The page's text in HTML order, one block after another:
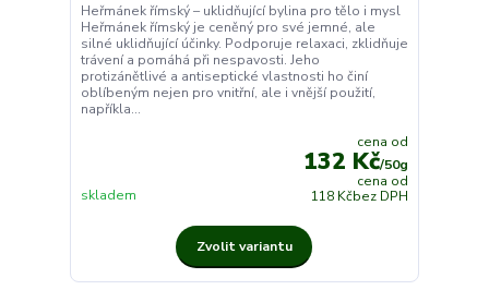
Heřmánek římský – uklidňující bylina pro tělo i mysl
Heřmánek římský je ceněný pro své jemné, ale
silné uklidňující účinky. Podporuje relaxaci, zklidňuje
trávení a pomáhá při nespavosti. Jeho
protizánětlivé a antiseptické vlastnosti ho činí
oblíbeným nejen pro vnitřní, ale i vnější použití,
napříkla...
cena od
132 Kč/50g
cena od
118 Kčbez DPH
skladem
Zvolit variantu